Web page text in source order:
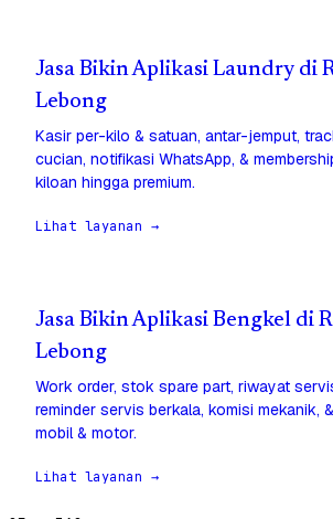
Jasa Bikin Aplikasi Laundry di
Lebong
Kasir per-kilo & satuan, antar-jemput,
cucian, notifikasi WhatsApp, &
kiloan hingga premium.
Lihat layanan →
Jasa Bikin Aplikasi Bengkel di
Lebong
Work order, stok spare part, riwayat
reminder servis berkala, komisi mekanik,
mobil & motor.
Lihat layanan →